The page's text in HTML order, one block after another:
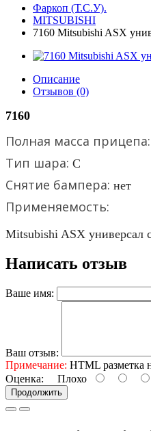
Фаркоп (Т.С.У).
MITSUBISHI
7160 Mitsubishi ASX
Описание
Отзывов (0)
7160
Полная масса прицепа:
Тип шара: C
Снятие бампера: нет
Применяемость:
Mitsubishi ASX универсал
Написать отзыв
Ваше имя:
Ваш отзыв:
Примечание: HTML разметка
Оценка: Плохо
Продолжить